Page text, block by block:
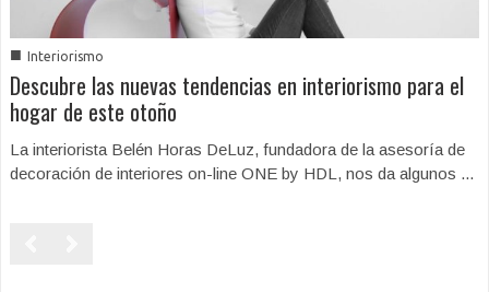
■ Interiorismo
Descubre las nuevas tendencias en interiorismo para el
hogar de este otoño
La interiorista Belén Horas DeLuz, fundadora de la asesoría de
decoración de interiores on-line ONE by HDL, nos da algunos ...